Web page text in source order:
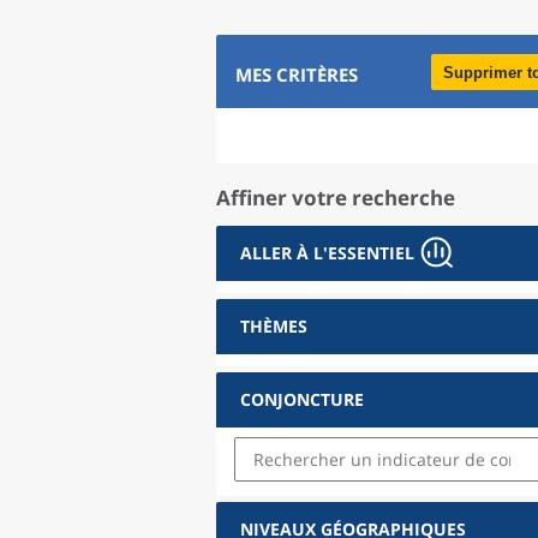
MES CRITÈRES Supprimer
Affiner votre recherche
ALLER À L'ESSENTIEL
THÈMES
CONJONCTURE
NIVEAUX GÉOGRAPHIQUES